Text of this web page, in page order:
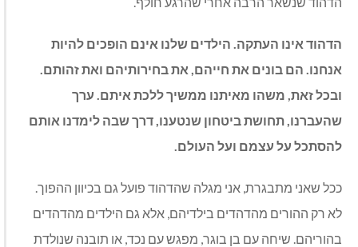
הדהוד אינו העתקה. הילדים שלנו אינם הופכים להיות
אנחנו. הם בונים את חייהם, את בחירותיהם ואת זהותם.
ובכל זאת, משהו מאיתנו ממשיך ללכת איתם. ערך
שהעברנו, תחושת ביטחון שנטענו, דרך שבה לימדנו אותם
להסתכל על עצמם ועל העולם.
ככל שאני מתבגרת, אני מגלה שהדהוד פועל גם בכיוון ההפוך.
לא רק ההורים מהדהדים בילדיהם, אלא גם הילדים מהדהדים
בהוריהם. שיחה עם בן בוגר, מפגש עם נכד, או תובנה שנולדת